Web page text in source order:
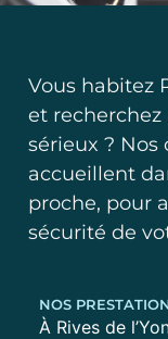
Vous habitez
et
sérieux ? Nos
accueillent
proche, pour
sécurité de
NOS
À Rives de